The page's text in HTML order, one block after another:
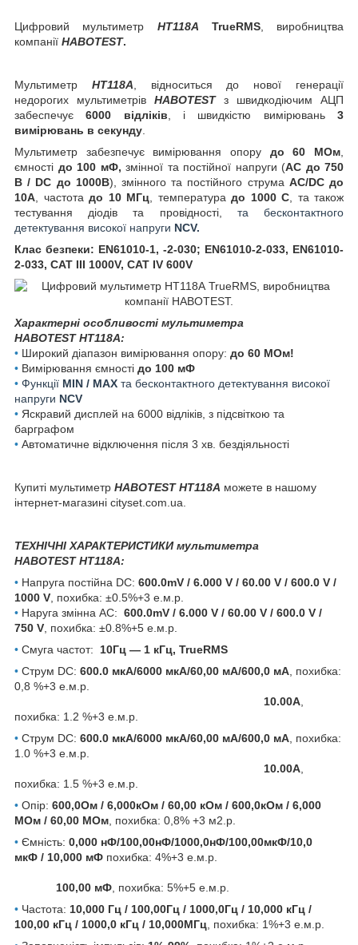
Цифровий мультиметр HT118A TrueRMS, виробництва
компанії HABOTEST.
Мультиметр HT118A , відноситься до нової генерації
недорогих мультиметрів HABOTEST з швидкодіючим АЦП
забеспечує6000 відліків , і швидкістю вимірювань3
вимірювань в секунду
Мультиметр забезпечує вимірювання опору до 60 МОм
ємності до 100 мФ, змінної та постійної напруги (AC до 750
В / DC до 1000В), змінного та постійного струма AC/DC до
10А , частота до 10 МГц температура до 1000 С , та також
тестування діодів та провідності,
та бесконтактного
детектування високої напруги NCV.
Клас безпеки: EN61010-1, -2-030; EN61010-2-033, EN61010-
2-033, CAT III 1000V, CAT IV 600V
Характерні особливості мультиметра
HABOTEST HT118A:
• Широкий діапазон вимірювання опору: до 60 MОм!
• Вимірювання ємності до 100 мФ
• Функції MIN / MAX та бесконтактного детектування високої
напруги NCV
• Яскравий дисплей на 6000 відліків, з підсвіткою та
барграфом
• Автоматичне відключення після 3 хв. бездіяльності
Купиті мультиметр HABOTEST HT118A можете в нашому
інтернет-магазині cityset.com.ua.
ТЕХНІЧНІ ХАРАКТЕРИСТИКИ мультиметра
HABOTEST HT118A:
• Напруга постійна DC: 600.0mV / 6.000 V / 60.00 V / 600.0 V /
1000 V , похибка: ±0.5%+3 е.м.р.
• Наруга змінна AC: 600.0mV / 6.000 V / 60.00 V / 600.0 V /
750 V , похибка: ±0.8%+5 е.м.р.
• Смуга частот:
10Гц — 1 кГц, TrueRMS
• Струм DC: 600.0 мкA/6000 мкA/60,00 мA/600,0 мА , похибка:
0,8 %+3 е.м.р.
10.00A
похибка: 1.2 %+3 е.м.р.
• Струм DC: 600.0 мкA/6000 мкA/60,00 мA/600,0 мА , похибка:
1.0 %+3 е.м.р.
10.00A
похибка: 1.5 %+3 е.м.р.
• Опір: 600,0Ом / 6,000кОм / 60,00 кОм / 600,0кОм / 6,000
MОм / 60,00 MОм , похибка: 0,8% +3 м2.р.
• Ємність: 0,000 нФ/100,00нФ/1000,0нФ/100,00мкФ/10,0
мкФ / 10,000 мФ похибка: 4%+3 е.м.р.
100,00 мФ , похибка: 5%+5 е.м.р.
• Частота: 10,000 Гц / 100,00Гц / 1000,0Гц / 10,000 кГц /
100,00 кГц / 1000,0 кГц / 10,000МГц , похибка: 1%+3 е.м.р.